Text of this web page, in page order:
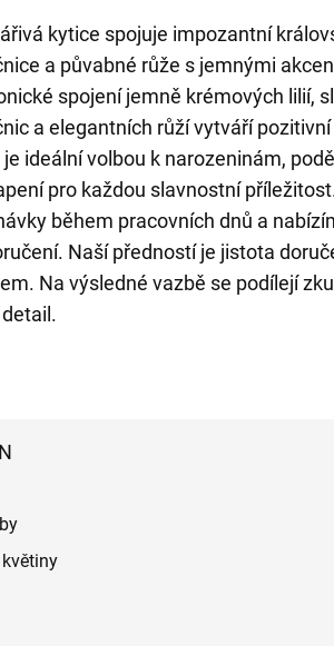
kytice spojuje impozantní
a půvabné růže s jemnými
spojení jemně krémových lilií,
a elegantních růží vytváří
je ideální volbou k narozeninám,
pro každou slavnostní
během pracovních dnů a
Naší předností je jistota
Na výsledné vazbě se podílejí